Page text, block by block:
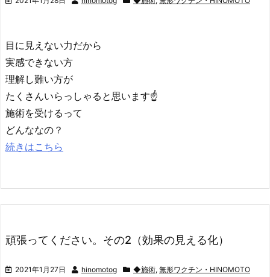
目に見えない力だから
実感できない方
理解し難い方が
たくさんいらっしゃると思います☝️
施術を受けるって
どんななの？
続きはこちら
頑張ってください。その2（効果の見える化）
2021年1月27日 hinomotog ◆施術, 無形ワクチン・HINOMOTO